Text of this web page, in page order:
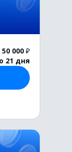
50 000 ₽
21 дня